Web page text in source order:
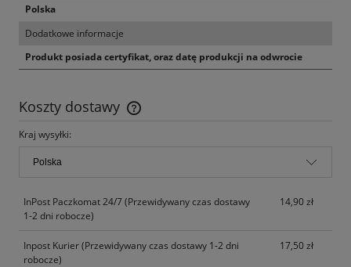
Polska
Dodatkowe informacje
Produkt posiada certyfikat, oraz datę produkcji na odwrocie
Koszty dostawy
Cena nie zawiera ewentualnych kosztów płatności
Kraj wysyłki:
InPost Paczkomat 24/7(Przewidywany czas dostawy
1-2 dni robocze)
14,90 zł
Inpost Kurier(Przewidywany czas dostawy 1-2 dni
robocze)
17,50 zł